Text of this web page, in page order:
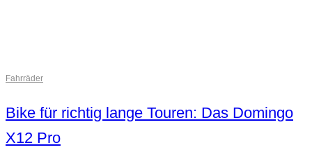
Fahrräder
Bike für richtig lange Touren: Das Domingo
X12 Pro